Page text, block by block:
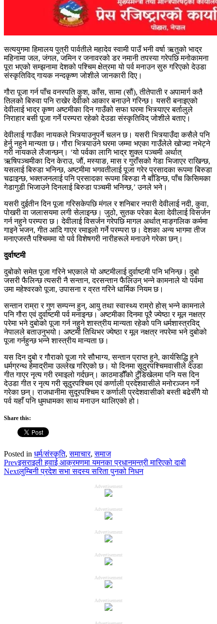
सत्ययुगमा हिमालय पुत्री पार्वतीले महादेव स्वामी पाउँ भनी वर्षा ऋतुको भाद्र
महिनामा जल, जंगल, जमिन र जनावरको डर नमानी तपस्या गरेपछि मनोकामना
पूरा भएको सम्झनामा देशको पश्चिम क्षेत्रमा यो पर्व मनाउन सुरु गरिएको देउडा
संस्कृतिविद् गायक नन्दकृष्ण जोशीले जानकारी दिए।
गौरा पूजा गर्न पाँच वनस्पति कुश, काँस, सामा (सौं), तीतेपाती र अपामार्ग कतै
तिलको बिरुवा पनि राखेर देवीको आकार बनाउने गरिन्छ। यसरी बनाइएको
देवीलाई भाद्र कृष्ण अष्टमीका दिन गाउँको सफा घरमा भित्र्याएर बर्तालुले
निराहार बसी पूजा गर्ने परम्परा रहेको देउडा संस्कृतिविद् जोशीले बताए।
देवीलाई गाउँका नायकले भित्र्याउनुपर्ने चलन छ। यसरी भित्र्याउँदा कसैले पनि
हेर्नु नहुने मान्यता छ। गौरा भित्र्याउने घरमा जम्मा भएका गाउँलेले खोज्दा नभेट्ने
गरी नायकले लैजान्छन्। ‘यो पर्वका लागि भाद्र शुक्ल पञ्चमी अर्थात्
ऋषिपञ्चमीका दिन केराउ, जौं, मस्याङ, मास र गुराँसको गेडा भिजाएर राखिन्छ,
यसलाई बिरुडा भनिन्छ, अष्टमीमा भगवतीलाई पूजा गरेर प्रसादका रूपमा बिरुडा
चढाइन्छ, भक्तजनलाई पनि प्रसादका रूपमा बिरुडा नै बाँडिन्छ, पाँच किसिमका
गेडागुडी भिजाउने दिनलाई बिरुडा पञ्चमी भनिन्छ,’ उनले भने।
यसरी दुईतीन दिन पूजा गरिसकेपछि मंगल र शनिबार नपारी देवीलाई नदी, कुवा,
पोखरी वा जलासयमा लगी सेलाइन्छ। जुठो, सुतक परेका बेला देवीलाई विसर्जन
गर्न नहुने परम्परा छ। देवीलाई विसर्जन गरेपछि मागल अर्थात् माङ्गलिक कर्ममा
गाइने भजन, गीत आदि गाएर रमाइलो गर्ने परम्परा छ। देशका अन्य भागमा तीज
मनाएजस्तै पश्चिममा यो पर्व विशेषगरी नारीहरूले मनाउने गरेका छन्।
दुर्वाष्टमी
दुबोको समेत पूजा गरिने भएकाले यो अष्टमीलाई दुर्वाष्टमी पनि भनिन्छ। दुबो
जसरी फैलिन्छ त्यसरी नै सन्तान, दरसन्तान फैलिउन् भन्ने कामनाले यो पर्वमा
उमा महेश्वरको पूजा, उपासना र व्रत गरिने धार्मिक नियम छ।
सन्तान राम्रा र गुण सम्पन्न हुन्, आयु तथा स्वास्थ्य राम्रो होस् भन्ने कामनाले
पनि गौरा एवं दुर्वाष्टमी पर्व मनाइन्छ। अष्टमीका दिनमा पूरै ज्येष्ठा र मूल नक्षत्र
परेमा भने दुबोको पूजा गर्न नहुने शास्त्रीय मान्यता रहेको पनि धर्मशास्त्रविद्
नेपालले बताउनुभयो। अष्टमी तिथिभर ज्येष्ठा र मूल नक्षत्र नपरेमा भने दुबोको
पूजा गर्नहुन्छ भन्ने शास्त्रीय मान्यता छ।
यस दिन दुबो र गौराको पूजा गरे सौभाग्य, सन्तान प्राप्त हुने, कार्यसिद्धि हुने
धर्मग्रन्थ हेमाद्रीमा उल्लेख गरिएको छ। यो दिनमा सूदुरपश्चिमवासीले देउडा
गीत गाएर नृत्य गरी रमाइलो गर्दछन्। काठमाडौँको टुँडिखेलमा पनि यस दिन
देउडा गीत र नृत्य गरी सूदुरपश्चिम एवं कर्णाली प्रदेशवासीले मनोरञ्जन गर्ने
गरेका छन्। राजधानीमा सुदूरपश्चिम र कर्णाली प्रदेशवासीको बस्ती बढेसँगै यो
पर्व यहाँ पनि धुमधामका साथ मनाउन थालिएको हो।
Share this:
Posted in धर्म/संस्कृति,समाचार,समाज
Prevइसराइली हवाई आक्रमणमा यमनका प्रधानमन्त्री मारिएको दाबी
Nextलुम्बिनी प्रदेश सभा सदस्य सरिता पुनको निधन
Advertisement
Advertisement
Advertisement
Advertisement
Advertisement
Advertisement